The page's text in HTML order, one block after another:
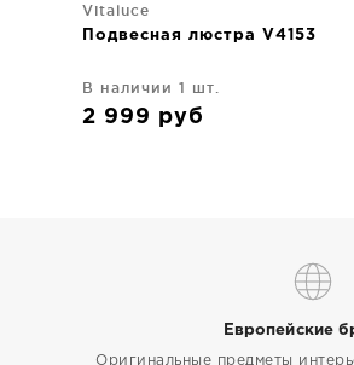
Vitaluce
Подвесная люстра V4153
В наличии 1 шт.
2 999 руб
Европейские
Оригинальные предметы